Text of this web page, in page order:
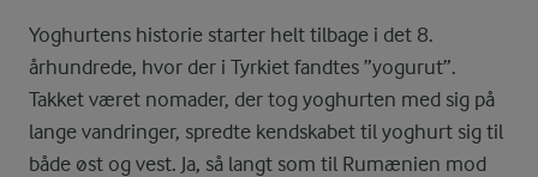
Yoghurtens historie starter helt tilbage i det 8.
århundrede, hvor der i Tyrkiet fandtes ”yogurut”.
Takket været nomader, der tog yoghurten med sig på
lange vandringer, spredte kendskabet til yoghurt sig til
både øst og vest. Ja, så langt som til Rumænien mod